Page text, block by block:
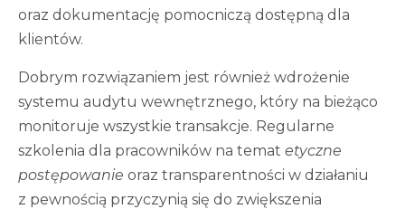
oraz dokumentację pomocniczą dostępną dla
klientów.
Dobrym rozwiązaniem jest również wdrożenie
systemu audytu wewnętrznego, który na bieżąco
monitoruje wszystkie transakcje. Regularne
szkolenia dla pracowników na temat etyczne
postępowanie oraz transparentności w działaniu
z pewnością przyczynią się do zwiększenia